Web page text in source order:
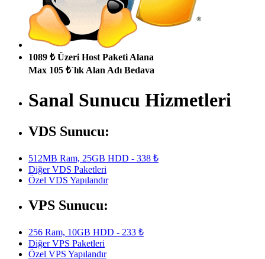
1089 ₺ Üzeri Host Paketi Alana
Max 105 ₺`lık Alan Adı Bedava
Sanal Sunucu Hizmetleri
VDS Sunucu:
512MB Ram, 25GB HDD - 338 ₺
Diğer VDS Paketleri
Özel VDS Yapılandır
VPS Sunucu:
256 Ram, 10GB HDD - 233 ₺
Diğer VPS Paketleri
Özel VPS Yapılandır